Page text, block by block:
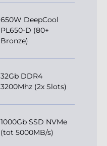
650W DeepCool
PL650-D (80+
Bronze)
32Gb DDR4
3200Mhz (2x Slots)
1000Gb SSD NVMe
(tot 5000MB/s)